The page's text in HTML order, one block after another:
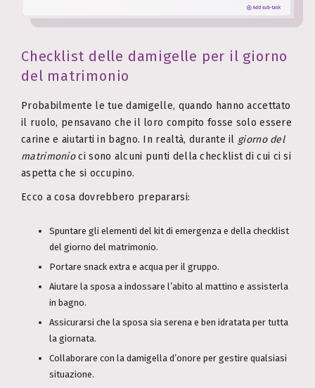
Checklist delle damigelle per il giorno
del matrimonio
Probabilmente le tue damigelle, quando hanno accettato
il ruolo, pensavano che il loro compito fosse solo essere
carine e aiutarti in bagno. In realtà, durante il giorno del
matrimonioci sono alcuni punti della checklist di cui ci si
aspetta che si occupino.
Ecco a cosa dovrebbero prepararsi:
Spuntare gli elementi del kit di emergenza e della checklist
del giorno del matrimonio.
Portare snack extra e acqua per il gruppo.
Aiutare la sposa a indossare l’abito al mattino e assisterla
in bagno.
Assicurarsi che la sposa sia serena e ben idratata per tutta
la giornata.
Collaborare con la damigella d’onore per gestire qualsiasi
situazione.